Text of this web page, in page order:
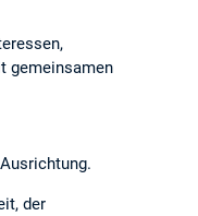
gemeinsamen
der